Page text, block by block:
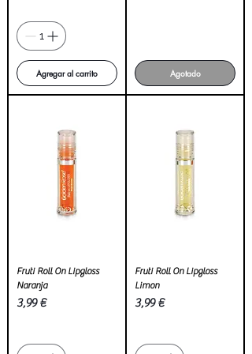
Agregar al carrito Agotado
Fruti Roll On Lipgloss
Naranja
Precio
3,99 €
Fruti Roll On Lipgloss
Limon
Precio
3,99 €